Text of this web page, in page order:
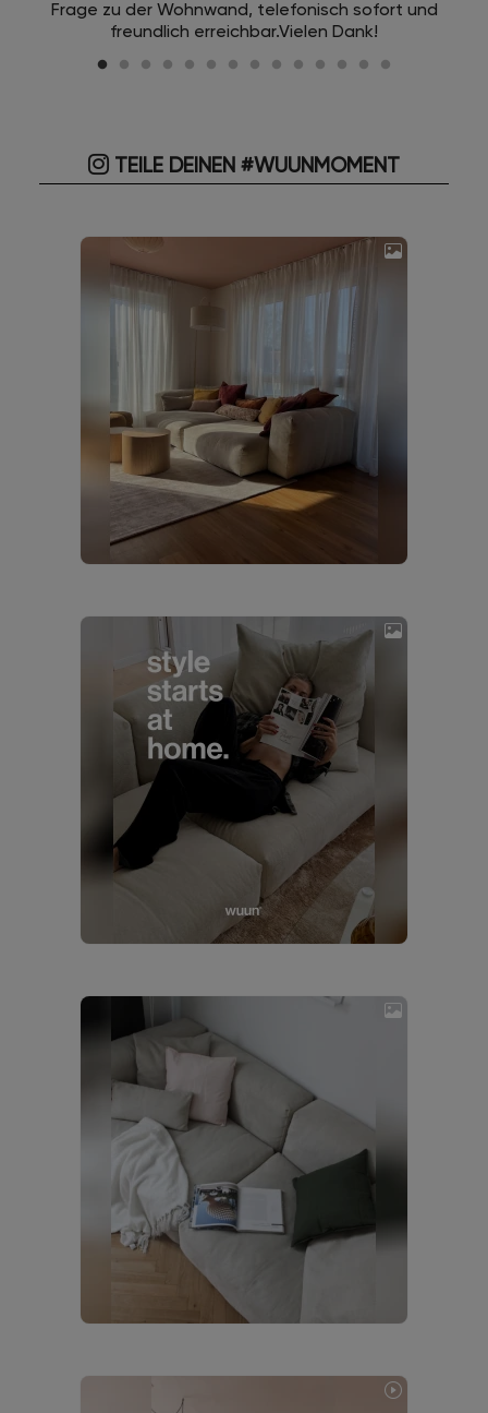
Frage zu der Wohnwand, telefonisch sofort und
freundlich erreichbar.Vielen Dank!
TEILE DEINEN #WUUNMOMENT